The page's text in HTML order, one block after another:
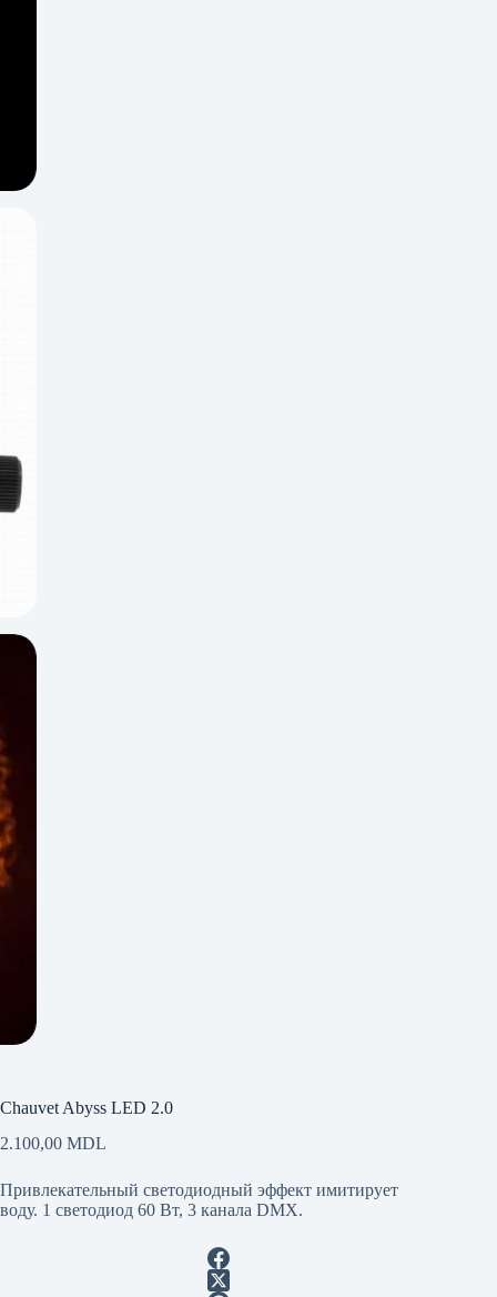
Chauvet Abyss LED 2.0
2.100,00 MDL
Привлекательный светодиодный эффект имитирует
воду. 1 светодиод 60 Вт, 3 канала DMX.